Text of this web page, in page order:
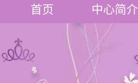
首页 中心简介